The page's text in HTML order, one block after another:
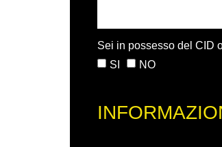
Sei in possesso del CID
SI
NO